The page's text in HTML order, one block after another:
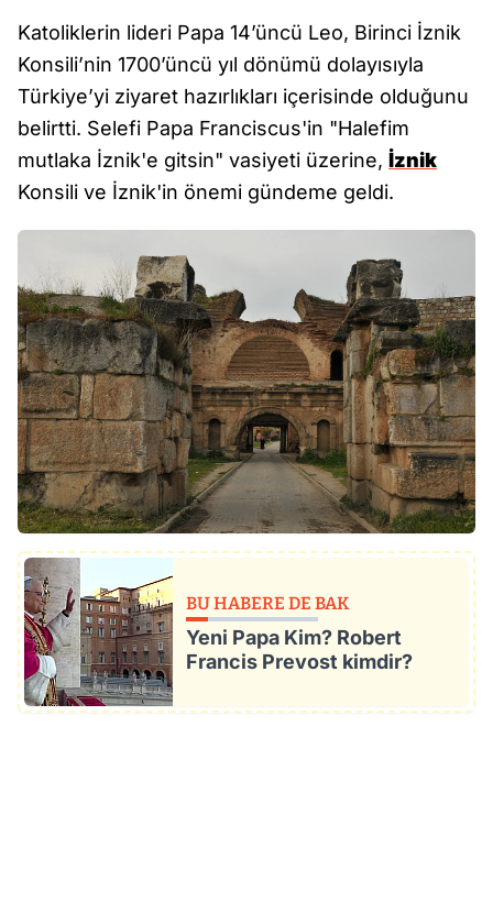
Katoliklerin lideri Papa 14’üncü Leo, Birinci İznik
Konsili’nin 1700’üncü yıl dönümü dolayısıyla
Türkiye’yi ziyaret hazırlıkları içerisinde olduğunu
belirtti. Selefi Papa Franciscus'in "Halefim
mutlaka İznik'e gitsin" vasiyeti üzerine, İznik
Konsili ve İznik'in önemi gündeme geldi.
BU HABERE DE BAK
Yeni Papa Kim? Robert
Francis Prevost kimdir?